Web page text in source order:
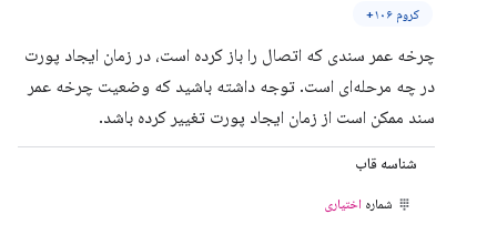
کروم ۱۰۶+
چرخه عمر سندی که اتصال را باز کرده است، در زمان ایجاد پورت
در چه مرحله‌ای است. توجه داشته باشید که وضعیت چرخه عمر
سند ممکن است از زمان ایجاد پورت تغییر کرده باشد.
شناسه قاب
شماره اختیاری